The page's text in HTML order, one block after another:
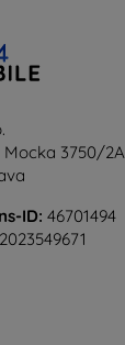
3750/2A
ID: 46701494